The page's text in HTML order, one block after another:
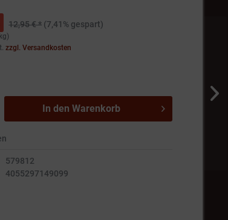
12,95 € * (7,41% gespart)
zzgl. Versandkosten
In den Warenkorb
579812
4055297149099